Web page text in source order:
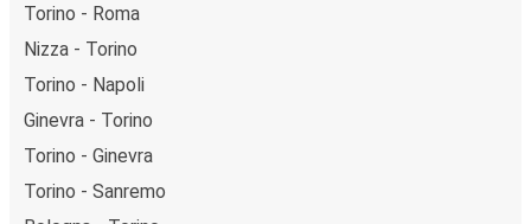
Torino - Roma
Nizza - Torino
Torino - Napoli
Ginevra - Torino
Torino - Ginevra
Torino - Sanremo